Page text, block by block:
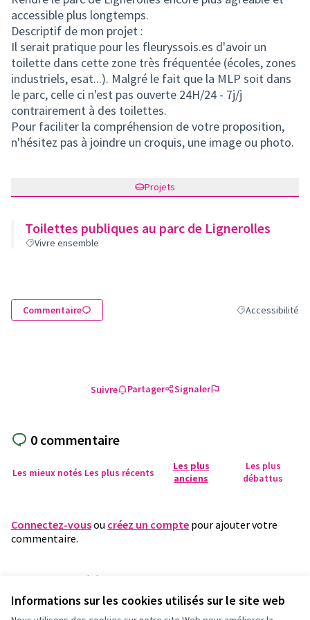
Informations sur les cookies utilisés sur le site web
accessible plus longtemps.
Descriptif de mon projet :
Il serait pratique pour les fleuryssois.es d'avoir un
toilette dans cette zone très fréquentée (écoles, zones
industriels, esat...). Malgré le fait que la MLP soit dans
le parc, celle ci n'est pas ouverte 24H/24 - 7j/j
contrairement à des toilettes.
Pour faciliter la compréhension de votre proposition,
n'hésitez pas à joindre un croquis, une image ou photo.
Projets
Toilettes publiques au parc de Lignerolles
Vivre ensemble
Commentaire Filtrer les
Accessibilité
Suivre Partager Signaler
0 commentaire
Les mieux notés Les plus récents
Les plus
anciens
Les plus
débattus
Connectez-vousou créez un compte pour ajouter votre
commentaire.
Référence : fleury-PROP-2024-01-612
Vérifiez l'empreinte numérique